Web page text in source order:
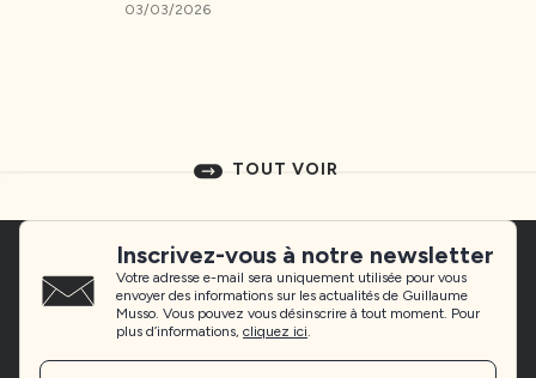
03/03/2026
TOUT VOIR
Inscrivez-vous à notre newsletter
Votre adresse e-mail sera uniquement utilisée pour vous
envoyer des informations sur les actualités de Guillaume
Musso. Vous pouvez vous désinscrire à tout moment. Pour
plus d’informations, cliquez ici